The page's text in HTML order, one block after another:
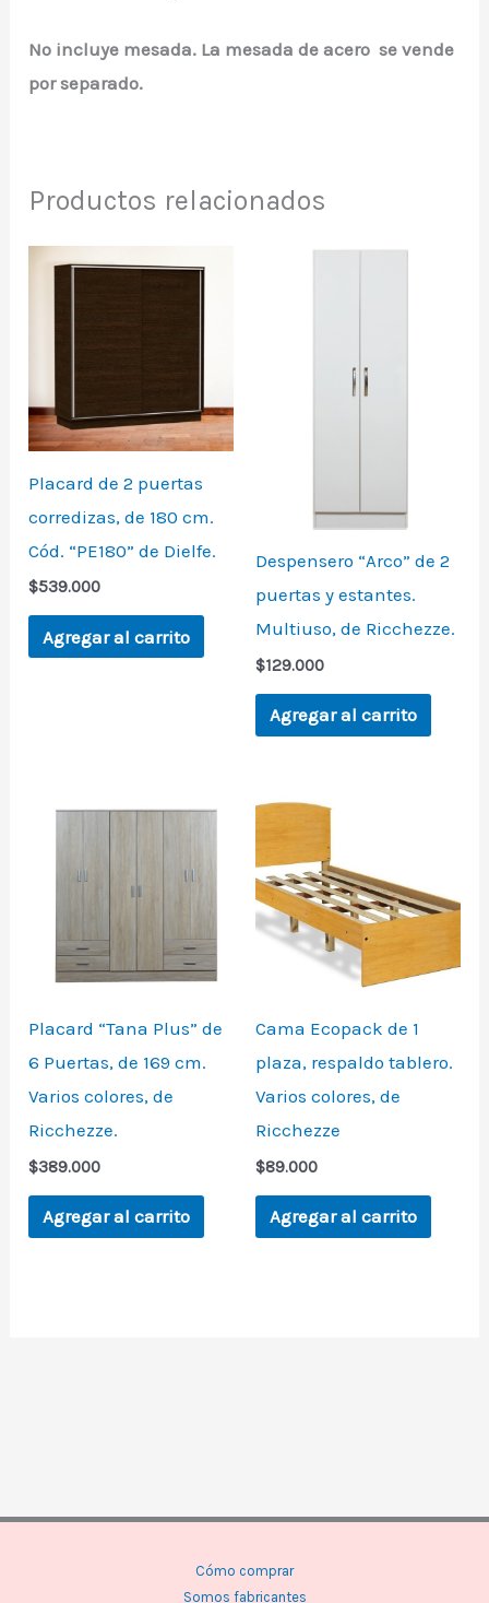
No incluye mesada. La mesada de acero se vende
por separado.
Productos relacionados
Placard de 2 puertas
corredizas, de 180 cm.
Cód. “PE180” de Dielfe.
$539.000
Agregar al carrito
Despensero “Arco” de 2
puertas y estantes.
Multiuso, de Ricchezze.
$129.000
Agregar al carrito
Placard “Tana Plus” de
6 Puertas, de 169 cm.
Varios colores, de
Ricchezze.
$389.000
Agregar al carrito
Cama Ecopack de 1
plaza, respaldo tablero.
Varios colores, de
Ricchezze
$89.000
Agregar al carrito
Cómo comprar
Somos fabricantes